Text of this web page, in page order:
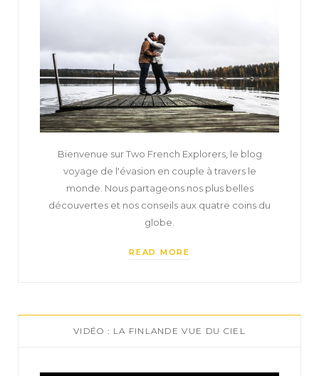
Bienvenue sur Two French Explorers, le blog
voyage de l'évasion en couple à travers le
monde. Nous partageons nos plus belles
découvertes et nos conseils aux quatre coins du
globe.
READ MORE
VIDÉO : LA FINLANDE VUE DU CIEL